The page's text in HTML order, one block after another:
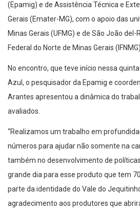
(Epamig) e de Assistência Técnica e
Gerais (Emater-MG), com o apoio das
Minas Gerais (UFMG) e de São João
Federal do Norte de Minas Gerais
No encontro, que teve início nessa
Azul, o pesquisador da Epamig e
Arantes apresentou a dinâmica do
avaliados.
“Realizamos um trabalho em
números para ajudar não somente na
também no desenvolvimento de
grande dia para esse produto que tem
parte da identidade do Vale do
agradecimento aos produtores que